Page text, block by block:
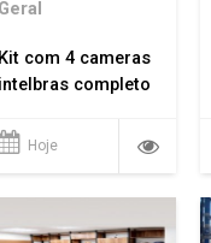
Geral
Kit com 4 cameras
intelbras completo
Hoje